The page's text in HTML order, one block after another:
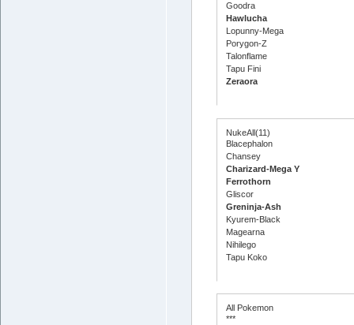
Goodra
Hawlucha
Lopunny-Mega
Porygon-Z
Talonflame
Tapu Fini
Zeraora
NukeAll(11)
Blacephalon
Chansey
Charizard-Mega Y
Ferrothorn
Gliscor
Greninja-Ash
Kyurem-Black
Magearna
Nihilego
Tapu Koko
All Pokemon
***